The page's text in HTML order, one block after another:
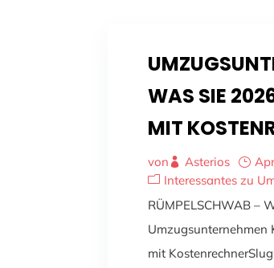
WAS SIE
MIT
von Asterios
Interessantes zu
RÜMPELSCHWAB –
mit